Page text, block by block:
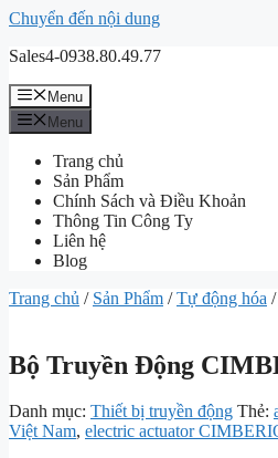
Chuyển đến nội dung
Sales4-0938.80.49.77
Menu
Menu
Trang chủ
Sản Phẩm
Chính Sách và Điều Khoản
Thông Tin Công Ty
Liên hệ
Blog
Trang chủ / Sản Phẩm /Tự động hóa /
Bộ Truyền Động
Danh mục: Thiết bị truyền động Thẻ:
Việt Nam, electric actuator